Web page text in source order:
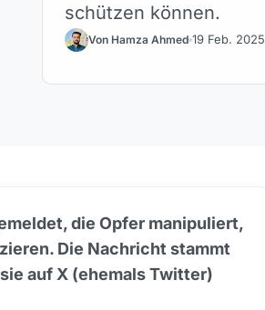
schützen können.
Von Hamza Ahmed 19 Feb. 2025
die Opfer manipuliert,
Die Nachricht stammt
auf X (ehemals Twitter)